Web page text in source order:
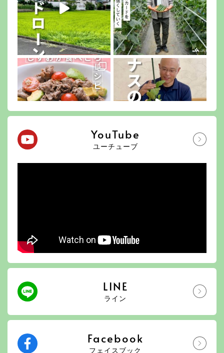
YouTube
ユーチューブ
LINE
ライン
Facebook
フェイスブック